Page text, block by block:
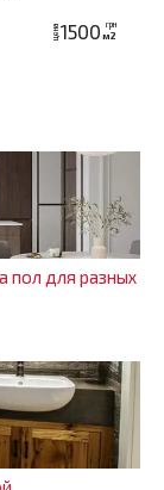
цена1500 грн
м2
пол для разных